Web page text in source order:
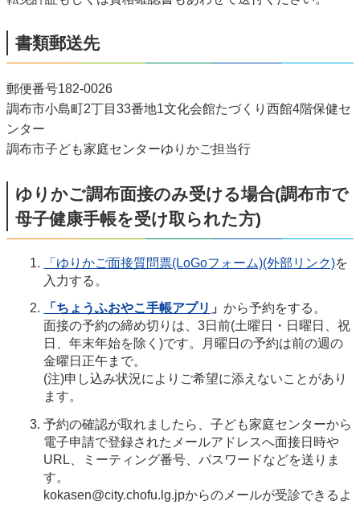
書類郵送先
郵便番号182-0026
調布市小島町2丁目33番地1文化会館たづくり西館4階保健セ
ンター
調布市子ども家庭センターゆりかご担当行
ゆりかご調布面接のみ受ける場合(調布市で
母子健康手帳を受け取られた方)
「ゆりかご面接質問票(LoGoフォーム)(外部リンク)を
入力する。
「ちょうふおやこ手帳アプリ 」から予約をする。
面接の予約の締め切りは、3日前(土曜日・日曜日、祝
日、年末年始を除く)です。月曜日の予約は前の週の
金曜日正午まで。
(注)申し込み状況によりご希望に添えないことがあり
ます。
予約の確認が取れましたら、子ども家庭センターから
電子申請で登録されたメールアドレスへ面接日時や
URL、ミーティング番号、パスワードなどを送りま
す。
kokasen@city.chofu.lg.jpからのメールが受診できるよ